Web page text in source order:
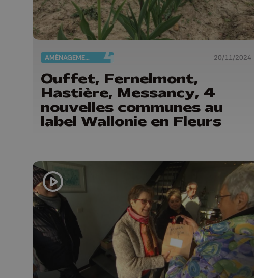
AMÉNAGEMENT DU TERRITOIRE 20/11/2024
Ouffet, Fernelmont,
Hastière, Messancy, 4
nouvelles communes au
label Wallonie en Fleurs